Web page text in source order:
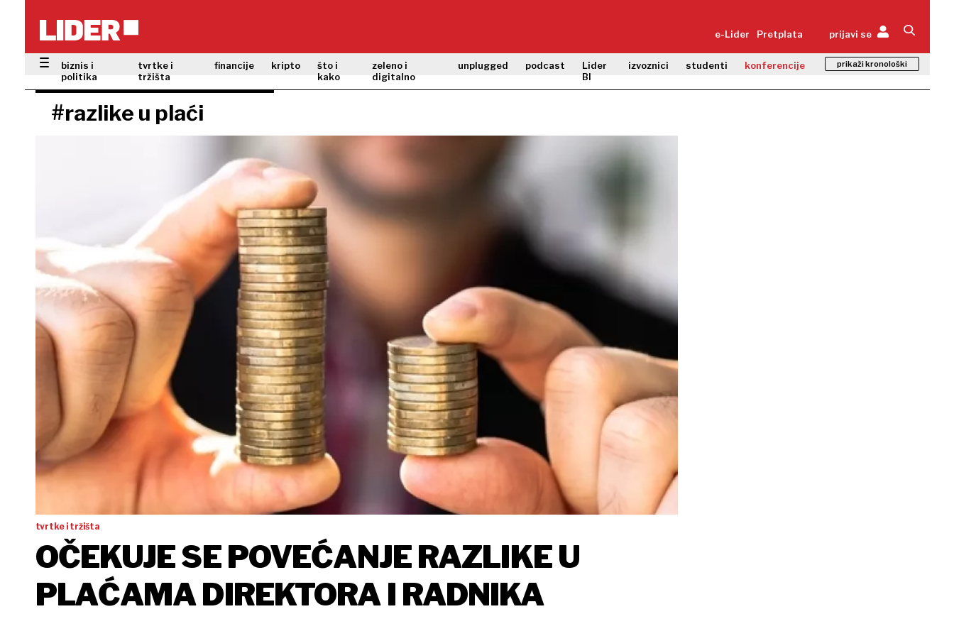
e-Lider Pretplata prijavi se
biznis i
politika
tvrtke i
tržišta
financije kripto
što i
kako
zeleno i
digitalno
unplugged podcast
Lider
BI
izvoznici studenti konferencije prikaži kronološki
#razlike u plaći
tvrtke i tržišta
OČEKUJE SE POVEĆANJE RAZLIKE U
PLAĆAMA DIREKTORA I RADNIKA